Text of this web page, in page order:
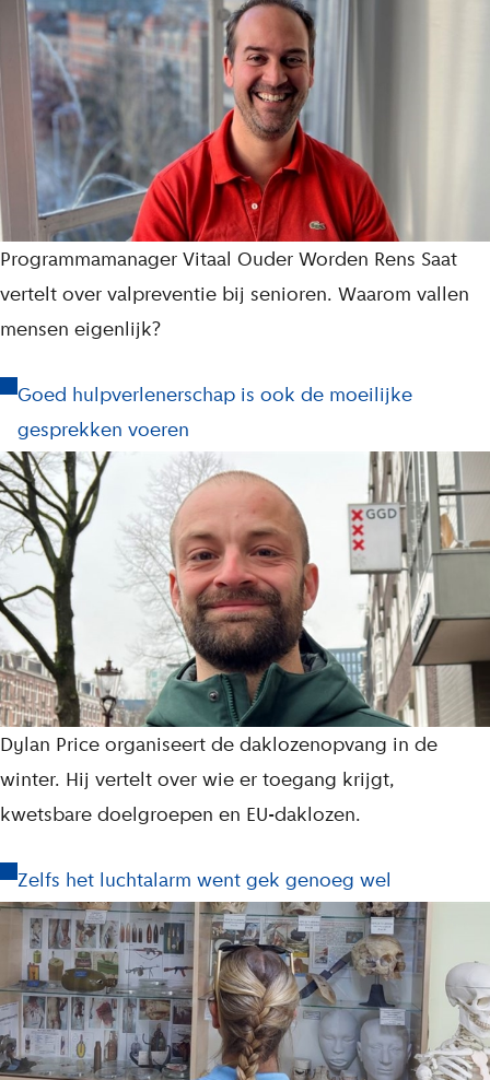
Programmamanager Vitaal Ouder Worden Rens Saat
vertelt over valpreventie bij senioren. Waarom vallen
mensen eigenlijk?
Goed hulpverlenerschap is ook de moeilijke
gesprekken voeren
Dylan Price organiseert de daklozenopvang in de
winter. Hij vertelt over wie er toegang krijgt,
kwetsbare doelgroepen en EU-daklozen.
Zelfs het luchtalarm went gek genoeg wel